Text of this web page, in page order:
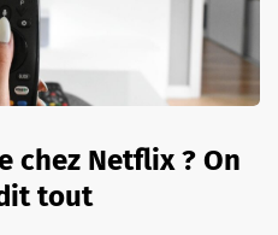
chez Netflix ? On
tout